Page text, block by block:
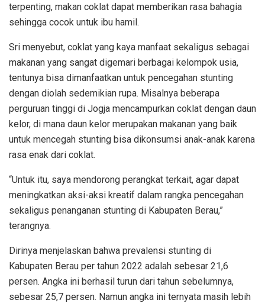
terpenting, makan coklat dapat memberikan rasa bahagia
sehingga cocok untuk ibu hamil.
Sri menyebut, coklat yang kaya manfaat sekaligus sebagai
makanan yang sangat digemari berbagai kelompok usia,
tentunya bisa dimanfaatkan untuk pencegahan stunting
dengan diolah sedemikian rupa. Misalnya beberapa
perguruan tinggi di Jogja mencampurkan coklat dengan daun
kelor, di mana daun kelor merupakan makanan yang baik
untuk mencegah stunting bisa dikonsumsi anak-anak karena
rasa enak dari coklat.
“Untuk itu, saya mendorong perangkat terkait, agar dapat
meningkatkan aksi-aksi kreatif dalam rangka pencegahan
sekaligus penanganan stunting di Kabupaten Berau,”
terangnya.
Dirinya menjelaskan bahwa prevalensi stunting di
Kabupaten Berau per tahun 2022 adalah sebesar 21,6
persen. Angka ini berhasil turun dari tahun sebelumnya,
sebesar 25,7 persen. Namun angka ini ternyata masih lebih